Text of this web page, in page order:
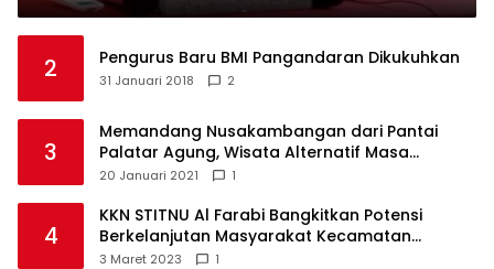
2 Pengurus Baru BMI Pangandaran Dikukuhkan
31 Januari 2018 2
3
Memandang Nusakambangan dari Pantai
Palatar Agung, Wisata Alternatif Masa
Pandemi
20 Januari 2021 1
4
KKN STITNU Al Farabi Bangkitkan Potensi
Berkelanjutan Masyarakat Kecamatan
Langkaplancar
3 Maret 2023 1